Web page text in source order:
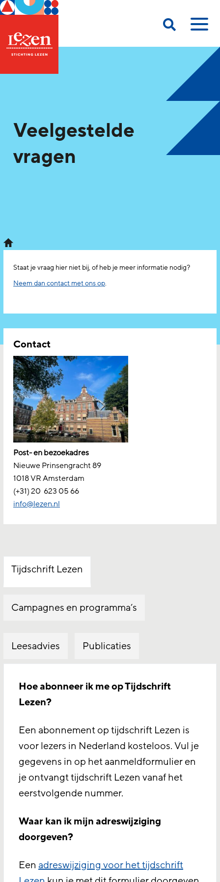
Veelgestelde
vragen
Contact
Post- en bezoekadres
Nieuwe Prinsengracht 89
1018 VR Amsterdam
(+31) 20 623 05 66
info@lezen.nl
Staat je vraag hier niet bij, of heb je meer informatie nodig?
Neem dan contact met ons op.
Tijdschrift Lezen
Campagnes en programma’s
Leesadvies Publicaties
Hoe abonneer ik me op Tijdschrift
Lezen?
Een abonnement op tijdschrift Lezen is
voor lezers in Nederland kosteloos. Vul je
gegevens in op het aanmeldformulier en
je ontvangt tijdschrift Lezen vanaf het
eerstvolgende nummer.
Waar kan ik mijn adreswijziging
doorgeven?
Een adreswijziging voor het tijdschrift